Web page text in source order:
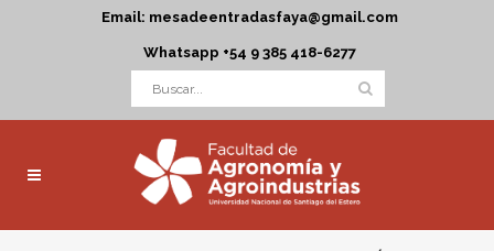
Email: mesadeentradasfaya@gmail.com
Whatsapp +54 9 385 418-6277